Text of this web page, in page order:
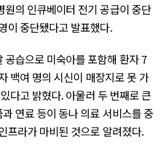
원의 인큐베이터 전기 공급이 중단
이 중단됐다고 발표했다.
공습으로 미숙아를 포함해 환자 7
백여 명의 시신이 매장지로 못 가
다고 밝혔다. 아울러 두 번째로 큰
연료 등이 동나 의료 서비스를 중
프라가 마비된 것으로 알려졌다.